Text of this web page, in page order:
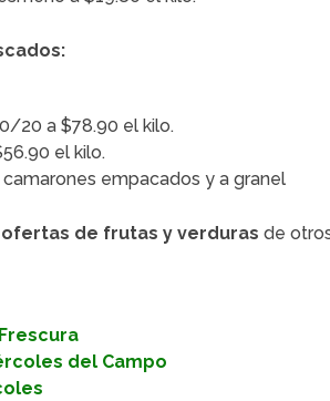
20 a $78.90 el kilo.
el kilo.
empacados y a granel
ofertas de frutas y verduras de
del Campo